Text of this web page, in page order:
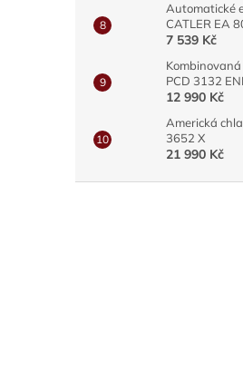
Automatické
CATLER EA
7 539 Kč
PCD 3132
12 990 Kč
Americká
3652 X
21 990 Kč